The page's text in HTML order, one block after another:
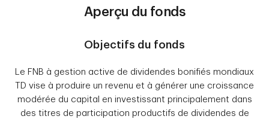
Aperçu du fonds
Objectifs du fonds
Le FNB à gestion active de dividendes bonifiés mondiaux
TD vise à produire un revenu et à générer une croissance
modérée du capital en investissant principalement dans
des titres de participation productifs de dividendes de